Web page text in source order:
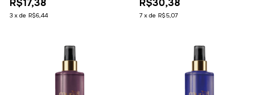
R$17,38
3 x de R$6,44
R$30,38
7 x de R$5,07